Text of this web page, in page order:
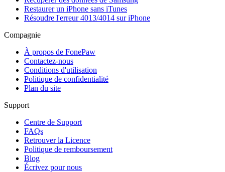
Restaurer un iPhone sans iTunes
Résoudre l'erreur 4013/4014 sur iPhone
Compagnie
À propos de FonePaw
Contactez-nous
Conditions d'utilisation
Politique de confidentialité
Plan du site
Support
Centre de Support
FAQs
Retrouver la Licence
Politique de remboursement
Blog
Écrivez pour nous